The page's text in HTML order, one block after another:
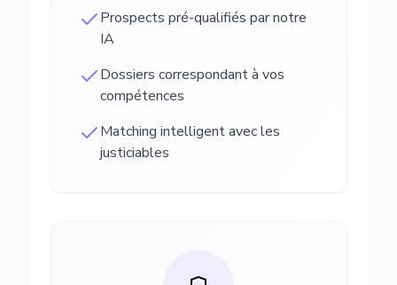
Prospects pré-qualifiés par notre
IA
Dossiers correspondant à vos
compétences
Matching intelligent avec les
justiciables